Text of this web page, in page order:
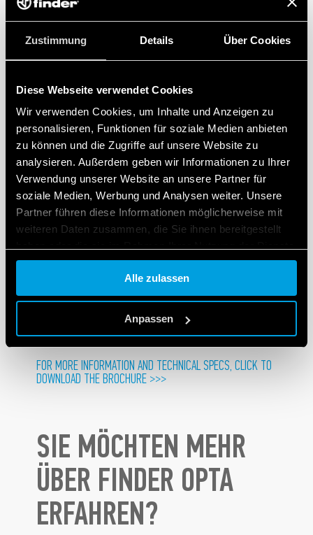
Zustimmung Details Über Cookies
Diese Webseite verwendet Cookies
Wir verwenden Cookies, um Inhalte und Anzeigen zu
personalisieren, Funktionen für soziale Medien anbieten
zu können und die Zugriffe auf unsere Website zu
analysieren. Außerdem geben wir Informationen zu Ihrer
Verwendung unserer Website an unsere Partner für
soziale Medien, Werbung und Analysen weiter. Unsere
Partner führen diese Informationen möglicherweise mit
weiteren Daten zusammen, die Sie ihnen bereitgestellt
gesammelt haben.
Cookie policy.
Alle zulassen
Anpassen
Die Anwendungsmöglichkeiten sind dank der
Leistung des Geräts, der Konnektivitätsoptionen und
der einfach zu bedienenden, riesigen Bibliothek von
Kunden können OPTA leicht in ein bestehendes
Projekt integrieren, indem sie einfach die
Funktionalität der Geräte durch Hinzufügen einer
Fernverbindung (über Bluetooth oder Wi-Fi)
erweitern.
Die Interoperabilität mit bestehenden Finder-Geräten
ist ebenfalls problemlos möglich. Energiezähler,
Schütze, Schaltnetzteile, Relais und viele andere
Geräte können an OPTA angeschlossen werden,
wobei alles lokal über HMI oder aus der Ferne dank
werden können, unter Kontrolle gehalten wird.
FOR MORE INFORMATION AND TECHNICAL SPECS, CLICK TO
DOWNLOAD THE BROCHURE >>>
SIE MÖCHTEN MEHR
ÜBER FINDER OPTA
ERFAHREN?